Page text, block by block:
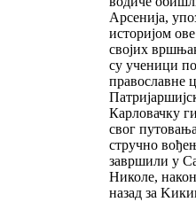
Арсенија,
историјом
својих
су ученици
православне
Карловачку
свог
стручно
завршили у
Николе,
назад за